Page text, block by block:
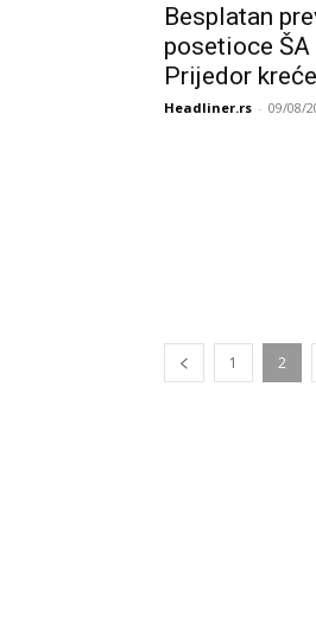
Besplatan
posetioce
Prijedor
Headliner.rs - 09/08/
1 2